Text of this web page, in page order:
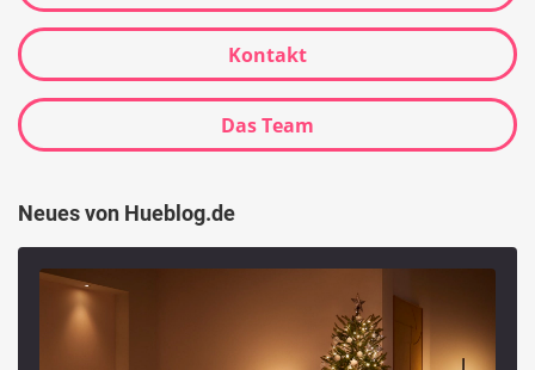
Kontakt
Das Team
Neues von Hueblog.de